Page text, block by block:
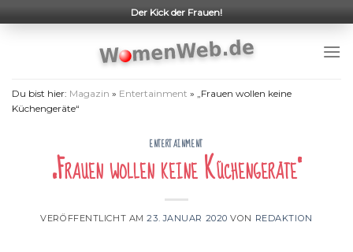
to
Der Kick der Frauen!
Du bist hier: Magazin » Entertainment » „Frauen wollen keine
Küchengeräte“
ENTERTAINMENT
„Frauen wollen keine Küchengeräte“
VERÖFFENTLICHT AM23. JANUAR 2020 VON REDAKTION